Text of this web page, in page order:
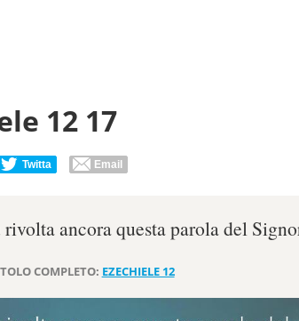
12 17
Twitta Email
ancora questa parola del
COMPLETO: EZECHIELE 12